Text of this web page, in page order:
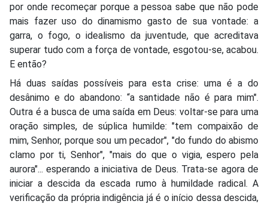
por onde recomeçar porque a pessoa sabe que não pode
mais fazer uso do dinamismo gasto de sua vontade: a
garra, o fogo, o idealismo da juventude, que acreditava
superar tudo com a força de vontade, esgotou-se, acabou.
E então?
Há duas saídas possíveis para esta crise: uma é a do
desânimo e do abandono: “a santidade não é para mim".
Outra é a busca de uma saída em Deus: voltar-se para uma
oração simples, de súplica humilde: "tem compaixão de
mim, Senhor, porque sou um pecador", "do fundo do abismo
clamo por ti, Senhor", "mais do que o vigia, espero pela
aurora"... esperando a iniciativa de Deus. Trata-se agora de
iniciar a descida da escada rumo à humildade radical. A
verificação da própria indigência já é o início dessa descida,